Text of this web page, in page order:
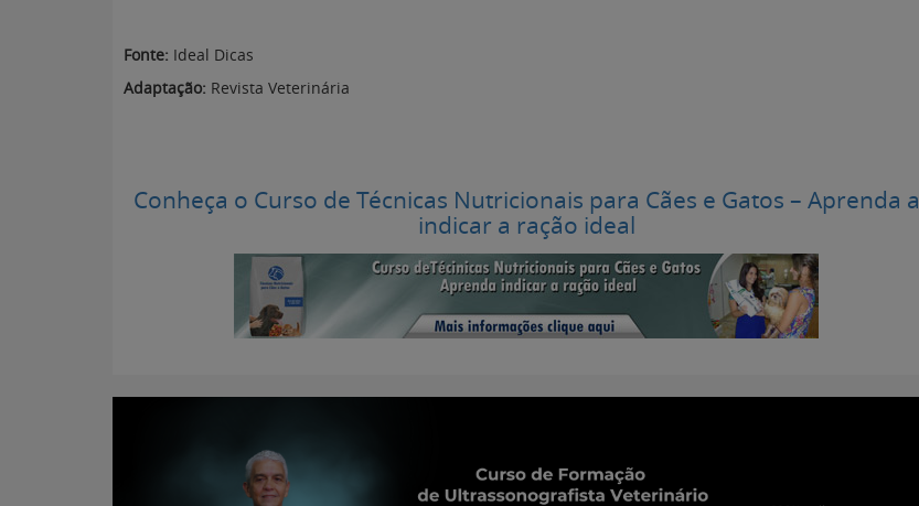
Fonte: Ideal Dicas
Adaptação: Revista Veterinária
Conheça o Curso de Técnicas Nutricionais para Cães e Gatos – Aprenda a
indicar a ração ideal
Atualizado em:24 de fevereiro de 2014